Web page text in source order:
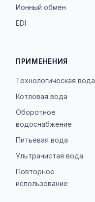
Ионный обмен
EDI
ПРИМЕНЕНИЯ
Технологическая вода
Котловая вода
Оборотное
водоснабжение
Питьевая вода
Ультрачистая вода
Повторное
использование